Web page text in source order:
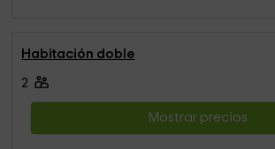
Habitación doble
2
Mostrar precios